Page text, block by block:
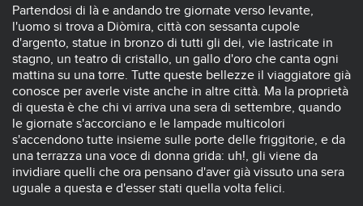
Partendosi di là e andando tre giornate verso levante,
l'uomo si trova a Diòmira, città con sessanta cupole
d'argento, statue in bronzo di tutti gli dei, vie lastricate in
stagno, un teatro di cristallo, un gallo d'oro che canta ogni
mattina su una torre. Tutte queste bellezze il viaggiatore già
conosce per averle viste anche in altre città. Ma la proprietà
di questa è che chi vi arriva una sera di settembre, quando
le giornate s'accorciano e le lampade multicolori
s'accendono tutte insieme sulle porte delle friggitorie, e da
una terrazza una voce di donna grida: uh!, gli viene da
invidiare quelli che ora pensano d'aver già vissuto una sera
uguale a questa e d'esser stati quella volta felici.